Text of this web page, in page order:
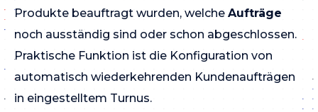
Produkte beauftragt wurden, welche Aufträge
noch ausständig sind oder schon abgeschlossen.
Praktische Funktion ist die Konfiguration von
automatisch wiederkehrenden Kundenaufträgen
in eingestelltem Turnus.